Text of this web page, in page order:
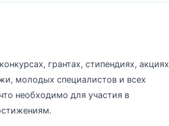
грантах, стипендиях, акциях
молодых специалистов и всех
необходимо для участия в